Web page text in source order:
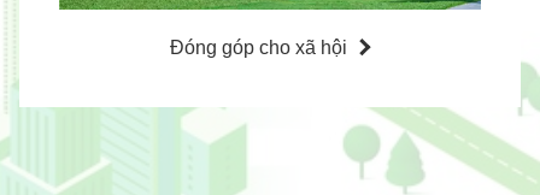
Đóng góp cho xã hội